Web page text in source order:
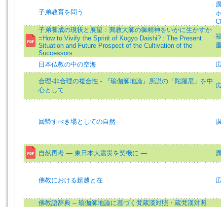
子弟教育を問う
子弟養成の現状と展望：興教大師の御精神をいかに生かすか
=How to Vivify the Spririt of Kogyo Daishi? : The Present
Situation and Future Prospect of the Cultivation of the
Successors
日本仏教の中の空海
合理-非合理の複合性 - 『瑜伽師地論』所説の「陀羅尼」を中
心として
回帰すべき場としての自然
自然再考 ― 東日本大震災を契機に ―
佛教における超越と在
佛教語辞典 -- 瑜伽師地論に基づく梵蔵漢対照・蔵梵漢対照